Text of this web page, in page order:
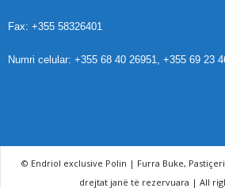
Fax: +355 58326401
Numri celular: +355 68 40 26951, +355 69 23
© Endriol exclusive Polin | Furra Buke,
drejtat janë të rezervuara | All